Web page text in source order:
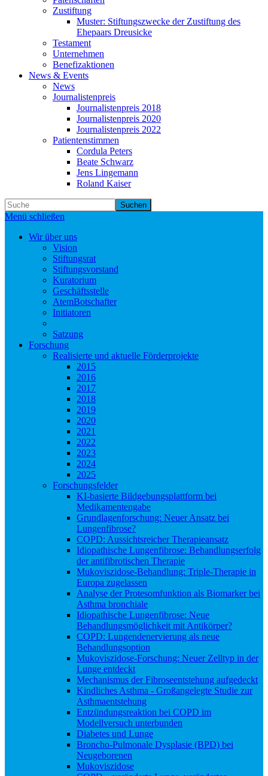
Zustiftung
Muster: Stiftungszwecke der Zustiftung des
Ehepaars Dreusicke
Testament
Unternehmen
Benefizaktionen
News & Events
News
Journalistenpreis
Journalistenpreis 2018
Journalistenpreis 2020
Journalistenpreis 2022
Patientenstimmen
Cordula Peters
Beate Schwarz
Jens Lingemann
Roland Kaiser
Suchen
Menü schließen
Wir über uns
Vision
Stiftungsrat
Stiftungsvorstand
Kuratorium
Geschäftsstelle
AtemBotschafter
Initiatoren
Satzung
Forschung
Realisierte und aktuelle Förderprojekte
2015
2016
2017
2018
2019
2020
2021
2022
2023
2024
2025
Forschungsfelder
KI-basierte Bildgebungsplattform bei
Medikamentengabe
Grundlagenforschung: Neuer Ansatz bei
Lungenfibrose?
COPD: Aussichtsreicher Therapieansatz
Idiopathische Lungenfibrose: Behandlungserfolg
der antifibrotischen Therapie
Mukoviszidose-Behandlung: Triple-Therapie in
Europa zugelassen
Analyse der Protesomfunktion als Biomarker bei
Asthma bronchiale
Idiopathische Lungenfibrose: Neue
Behandlungsmöglichkeit mit Antikörper?
COPD: Lungendenervierung als neue
Behandlungsoption
Mukoviszidose-Forschung: Neuer Zelltyp in der
Lunge entdeckt
Mechanismus der Fibroseentstehung aufgedeckt
Kindliches Asthma - Großangelegte Studie zur
Asthmaentstehung
Entzündungsreaktion bei COPD im
Modellversuch unterbunden
Diabetes und Lunge
Broncho-Pulmonale Dysplasie (BPD) bei
Neugeborenen
Mukoviszidose